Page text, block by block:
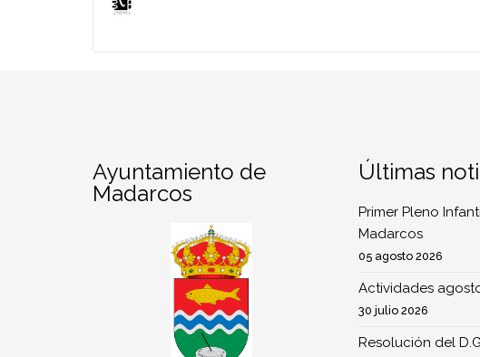
Ayuntamiento de
Madarcos
Últimas
Primer Pleno
Madarcos
05 agosto 2026
Actividades
30 julio 2026
Resolución del